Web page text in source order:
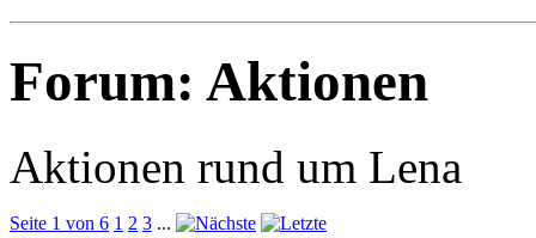
Forum: Aktionen
Aktionen rund um Lena
Seite 1 von 6 1 2 3 ...